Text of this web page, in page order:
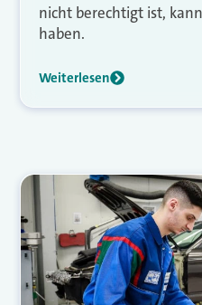
nicht berechtigt ist,
haben.
Weiterlesen